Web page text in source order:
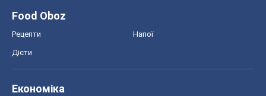
Food Oboz
Рецепти Напої
Дієти
Економіка